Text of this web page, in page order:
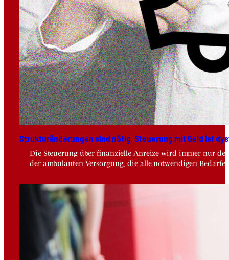
Struk­tur­än­de­run­gen sind nötig, Steue­rung mit Geld ist
Die Steuerung über finanzielle Anreize wird immer nur
der ambulanten Versorgung, die alle notwendigen Bedarfe